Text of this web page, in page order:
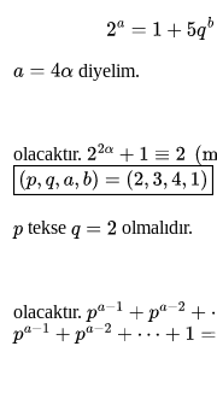
a=4α diyelim.
olacaktır. 22α +1 ≡2(mod3)
p,q ,a, b)=(2 ,3, 4,1)
p tekseq =2 olmalıdır.
olacaktır. pa−1 +p a−2+ ⋯ +
pa−1 +p a−2+ ⋯ + 1 = 1,5